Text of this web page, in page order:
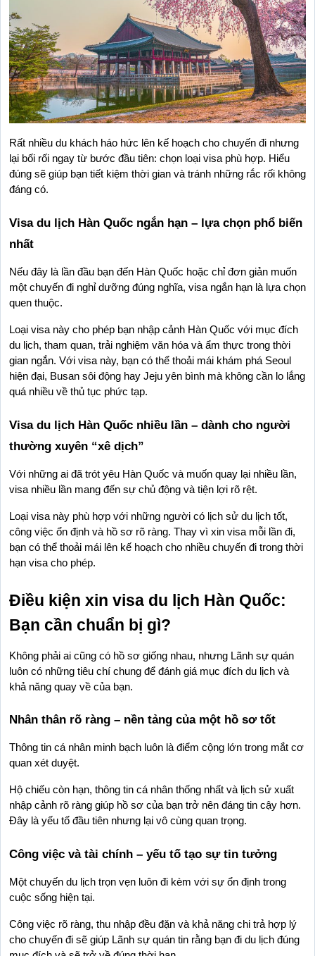
Rất nhiều du khách háo hức lên kế hoạch cho chuyến đi nhưng
lại bối rối ngay từ bước đầu tiên: chọn loại visa phù hợp. Hiểu
đúng sẽ giúp bạn tiết kiệm thời gian và tránh những rắc rối không
đáng có.
Visa du lịch Hàn Quốc ngắn hạn – lựa chọn phổ biến
nhất
Nếu đây là lần đầu bạn đến Hàn Quốc hoặc chỉ đơn giản muốn
một chuyến đi nghỉ dưỡng đúng nghĩa, visa ngắn hạn là lựa chọn
quen thuộc.
Loại visa này cho phép bạn nhập cảnh Hàn Quốc với mục đích
du lịch, tham quan, trải nghiệm văn hóa và ẩm thực trong thời
gian ngắn. Với visa này, bạn có thể thoải mái khám phá Seoul
hiện đại, Busan sôi động hay Jeju yên bình mà không cần lo lắng
quá nhiều về thủ tục phức tạp.
Visa du lịch Hàn Quốc nhiều lần – dành cho người
thường xuyên “xê dịch”
Với những ai đã trót yêu Hàn Quốc và muốn quay lại nhiều lần,
visa nhiều lần mang đến sự chủ động và tiện lợi rõ rệt.
Loại visa này phù hợp với những người có lịch sử du lịch tốt,
công việc ổn định và hồ sơ rõ ràng. Thay vì xin visa mỗi lần đi,
bạn có thể thoải mái lên kế hoạch cho nhiều chuyến đi trong thời
hạn visa cho phép.
Điều kiện xin visa du lịch Hàn Quốc:
Bạn cần chuẩn bị gì?
Không phải ai cũng có hồ sơ giống nhau, nhưng Lãnh sự quán
luôn có những tiêu chí chung để đánh giá mục đích du lịch và
khả năng quay về của bạn.
Nhân thân rõ ràng – nền tảng của một hồ sơ tốt
Thông tin cá nhân minh bạch luôn là điểm cộng lớn trong mắt cơ
quan xét duyệt.
Hộ chiếu còn hạn, thông tin cá nhân thống nhất và lịch sử xuất
nhập cảnh rõ ràng giúp hồ sơ của bạn trở nên đáng tin cậy hơn.
Đây là yếu tố đầu tiên nhưng lại vô cùng quan trọng.
Công việc và tài chính – yếu tố tạo sự tin tưởng
Một chuyến du lịch trọn vẹn luôn đi kèm với sự ổn định trong
cuộc sống hiện tại.
Công việc rõ ràng, thu nhập đều đặn và khả năng chi trả hợp lý
cho chuyến đi sẽ giúp Lãnh sự quán tin rằng bạn đi du lịch đúng